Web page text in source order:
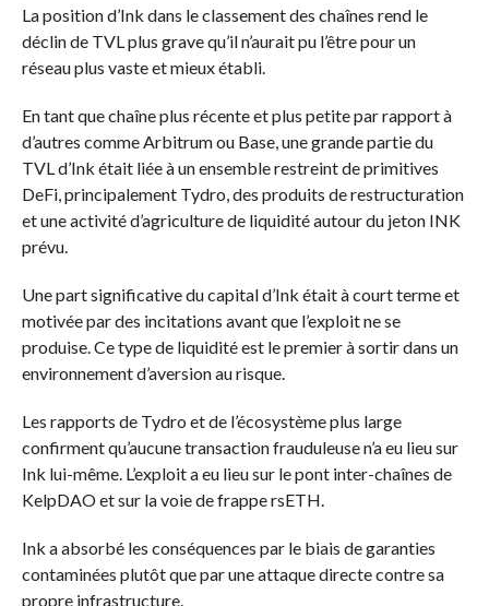
La position d’Ink dans le classement des chaînes rend le
déclin de TVL plus grave qu’il n’aurait pu l’être pour un
réseau plus vaste et mieux établi.
En tant que chaîne plus récente et plus petite par rapport à
d’autres comme Arbitrum ou Base, une grande partie du
TVL d’Ink était liée à un ensemble restreint de primitives
DeFi, principalement Tydro, des produits de restructuration
et une activité d’agriculture de liquidité autour du jeton INK
prévu.
Une part significative du capital d’Ink était à court terme et
motivée par des incitations avant que l’exploit ne se
produise. Ce type de liquidité est le premier à sortir dans un
environnement d’aversion au risque.
Les rapports de Tydro et de l’écosystème plus large
confirment qu’aucune transaction frauduleuse n’a eu lieu sur
Ink lui-même. L’exploit a eu lieu sur le pont inter-chaînes de
KelpDAO et sur la voie de frappe rsETH.
Ink a absorbé les conséquences par le biais de garanties
contaminées plutôt que par une attaque directe contre sa
propre infrastructure.